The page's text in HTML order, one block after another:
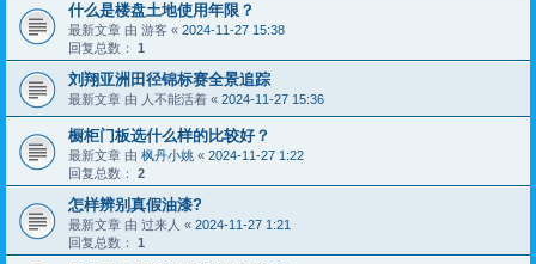
什么是楼盘土地使用年限？
最新文章 由 游客 « 2024-11-27 15:38
回复总数： 1
刘翔亚洲田径锦标赛全景追踪
最新文章 由 人不能活着 « 2024-11-27 15:36
橱柜门板选什么样的比较好？
最新文章 由 枫丹小姚 « 2024-11-27 1:22
回复总数： 2
怎样辨别真假油漆?
最新文章 由 过来人 « 2024-11-27 1:21
回复总数： 1